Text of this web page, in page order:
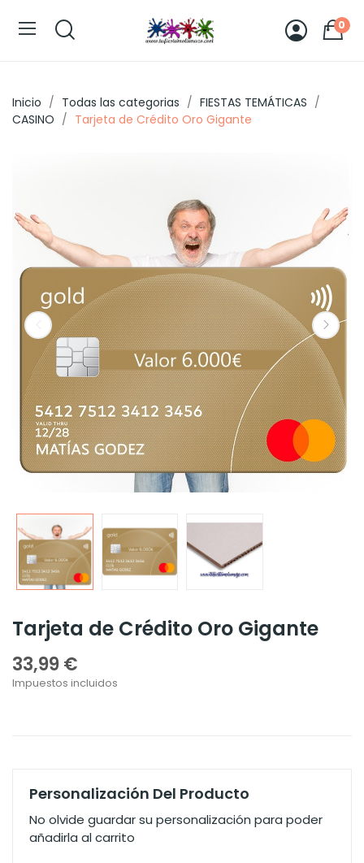
0
Inicio Todas las categorias
FIESTAS TEMÁTICAS
CASINO
Tarjeta de Crédito Oro Gigante
Tarjeta de Crédito Oro Gigante
33,99 €
Impuestos incluidos
Personalización Del Producto
No olvide guardar su personalización para poder
añadirla al carrito